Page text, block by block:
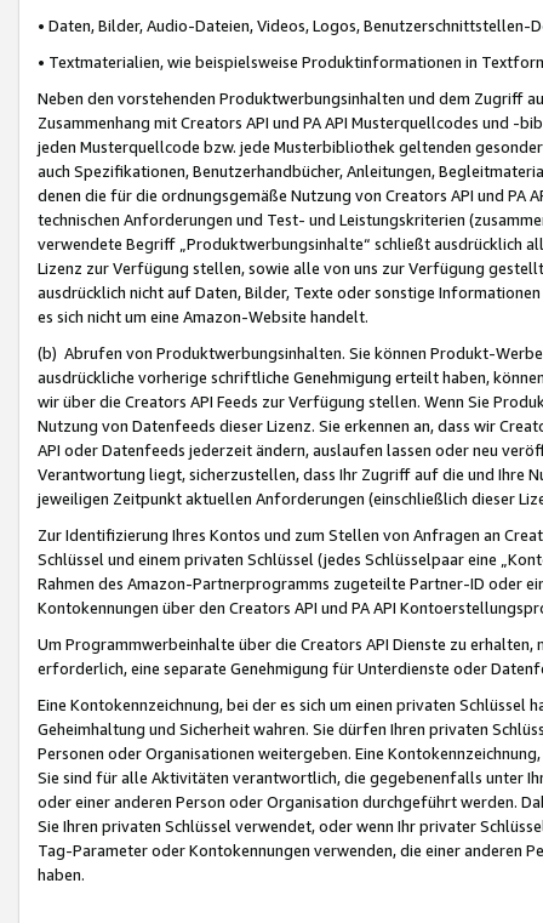
• Daten, Bilder, Audio-Dateien, Videos, Logos, Benutzerschnittstellen-
• Textmaterialien, wie beispielsweise Produktinformationen in
Neben den vorstehenden Produktwerbungsinhalten und dem Zugriff
Zusammenhang mit Creators API und PA API Musterquellcodes und
jeden Musterquellcode bzw. jede Musterbibliothek geltenden
auch Spezifikationen, Benutzerhandbücher, Anleitungen,
denen die für die ordnungsgemäße Nutzung von Creators API und PA
technischen Anforderungen und Test- und Leistungskriterien
verwendete Begriff „Produktwerbungsinhalte“ schließt ausdrücklich
Lizenz zur Verfügung stellen, sowie alle von uns zur Verfügung
ausdrücklich nicht auf Daten, Bilder, Texte oder sonstige
es sich nicht um eine Amazon-Website handelt.
(b) Abrufen von Produktwerbungsinhalten. Sie können Produkt-
ausdrückliche vorherige schriftliche Genehmigung erteilt haben,
wir über die Creators API Feeds zur Verfügung stellen. Wenn Sie
Nutzung von Datenfeeds dieser Lizenz. Sie erkennen an, dass wir
API oder Datenfeeds jederzeit ändern, auslaufen lassen oder neu
Verantwortung liegt, sicherzustellen, dass Ihr Zugriff auf die und Ihre
jeweiligen Zeitpunkt aktuellen Anforderungen (einschließlich dieser
Zur Identifizierung Ihres Kontos und zum Stellen von Anfragen an
Schlüssel und einem privaten Schlüssel (jedes Schlüsselpaar eine
Rahmen des Amazon-Partnerprogramms zugeteilte Partner-ID oder
Kontokennungen über den Creators API und PA API
Um Programmwerbeinhalte über die Creators API Dienste zu
erforderlich, eine separate Genehmigung für Unterdienste oder
Eine Kontokennzeichnung, bei der es sich um einen privaten
Geheimhaltung und Sicherheit wahren. Sie dürfen Ihren privaten
Personen oder Organisationen weitergeben. Eine
Sie sind für alle Aktivitäten verantwortlich, die gegebenenfalls unter
oder einer anderen Person oder Organisation durchgeführt werden.
Sie Ihren privaten Schlüssel verwendet, oder wenn Ihr privater
Tag-Parameter oder Kontokennungen verwenden, die einer anderen
haben.